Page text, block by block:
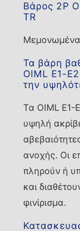
Βάρος 2P
TR
Τα βάρη
OIML E1-
την
Τα OIML E1-
υψηλή
ανοχής. Οι
πληρούν ή
και
φινίρισμα.